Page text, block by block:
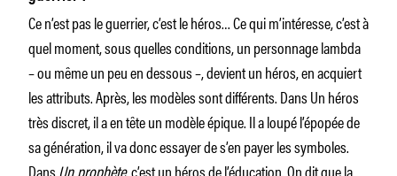
Ce n’est pas le guerrier, c’est le héros… Ce qui m’intéresse, c’est à
quel moment, sous quelles conditions, un personnage lambda
– ou même un peu en dessous –, devient un héros, en acquiert
les attributs. Après, les modèles sont différents. Dans Un héros
très discret, il a en tête un modèle épique. Il a loupé l’épopée de
sa génération, il va donc essayer de s’en payer les symboles.
DansUn prophète, c’est un héros de l’éducation. On dit que la